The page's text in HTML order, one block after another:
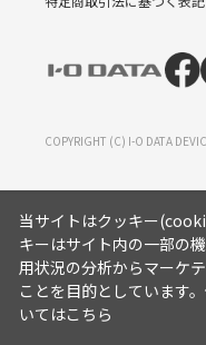
COPYRIGHT (C) I-O DATA
当サイトはクッキー
キーはサイト内の一部の
用状況の分析からマーケ
ことを目的としています。
いてはこちら